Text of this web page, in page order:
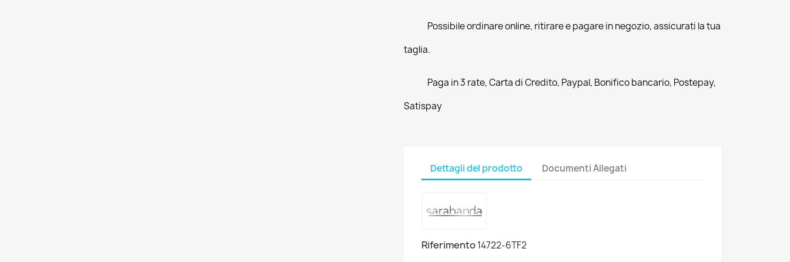
Possibile ordinare online, ritirare e pagare in negozio, assicurati la tua
taglia.
Paga in 3 rate, Carta di Credito, Paypal, Bonifico bancario, Postepay,
Satispay
Dettagli del prodotto Documenti Allegati
Riferimento14722-6TF2